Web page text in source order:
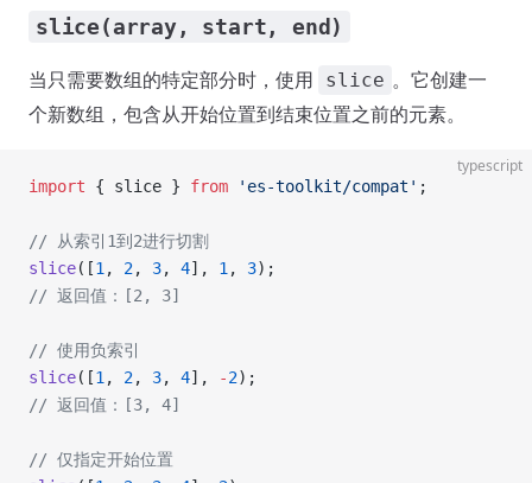
slice(array, start, end)
当只需要数组的特定部分时，使用 slice 。它创建一
个新数组，包含从开始位置到结束位置之前的元素。
typescript
import { slice } from 'es-toolkit/compat' ;
// 从索引1到2进行切割
slice([1 , 2, 3, 4], 1 , 3);
// 返回值：[2, 3]
// 使用负索引
slice([1 , 2, 3, 4], -2);
// 返回值：[3, 4]
// 仅指定开始位置